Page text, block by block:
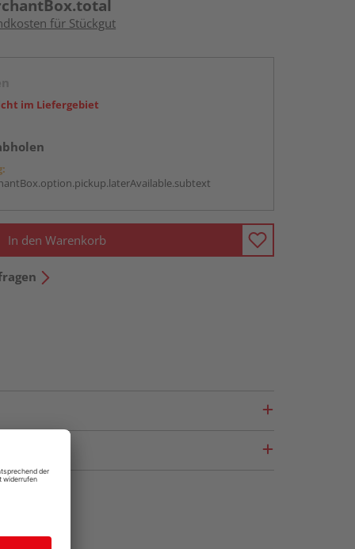
für Stückgut
im Liefergebiet
In den Warenkorb